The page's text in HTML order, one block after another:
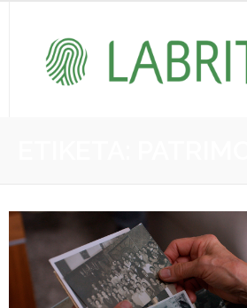
- KOI-aren kudeaketa | Gestión del PCI
- LABRIT